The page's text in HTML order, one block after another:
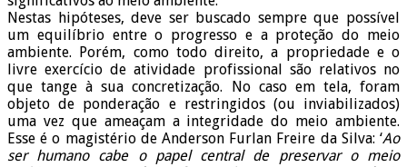
Nestas hipóteses, deve ser buscado sempre que possível
um equilíbrio entre o progresso e a proteção do meio
ambiente. Porém, como todo direito, a propriedade e o
livre exercício de atividade profissional são relativos no
que tange à sua concretização. No caso em tela, foram
objeto de ponderação e restringidos (ou inviabilizados)
uma vez que ameaçam a integridade do meio ambiente.
Esse é o magistério de Anderson Furlan Freire da Silva: ‘Ao
ser humano cabe o papel central de preservar o meio